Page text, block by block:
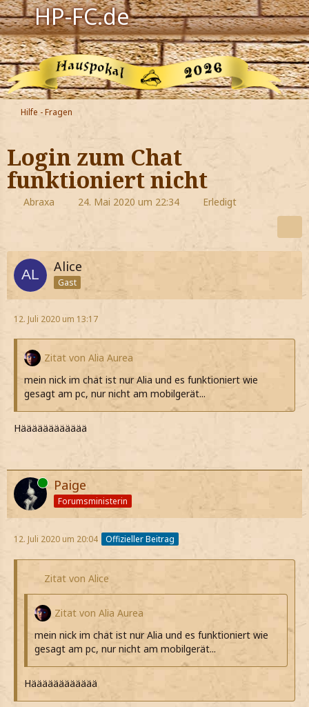
HP-FC.de
Navigation
Harry Potter
Der HP-FC
Hogwarts
Zauberwelt
Willkommen
Jetzt Fanclub-Mitglied werden!
Hilfe - Fragen
Login zum Chat
funktioniert nicht
Abraxa 24. Mai 2020 um 22:34 Erledigt
Alice
Gast
12. Juli 2020 um 13:17
Zitat von Alia Aurea
mein nick im chat ist nur Alia und es funktioniert wie
gesagt am pc, nur nicht am mobilgerät...
Hääääääääääää
Online Paige
Forumsministerin
12. Juli 2020 um 20:04 Offizieller Beitrag
Zitat von Alice
Zitat von Alia Aurea
mein nick im chat ist nur Alia und es funktioniert wie
gesagt am pc, nur nicht am mobilgerät...
Hääääääääääää